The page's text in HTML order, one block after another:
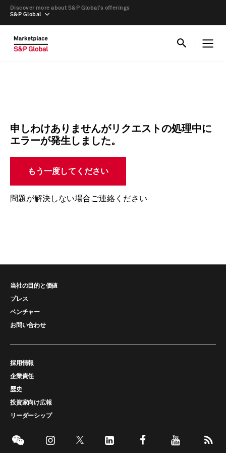
S&P Global
Discover more about S&P Global’s offerings
申しわけありませんがリクエストの処理中に
エラーが発生しました。
もう一度してください
問題が解決しない場合ご連絡 ください
当社の目的と価値
プレス
ベンチャー
お問い合わせ
採用情報
企業責任
歴史
投資家向け広報
リーダーシップ